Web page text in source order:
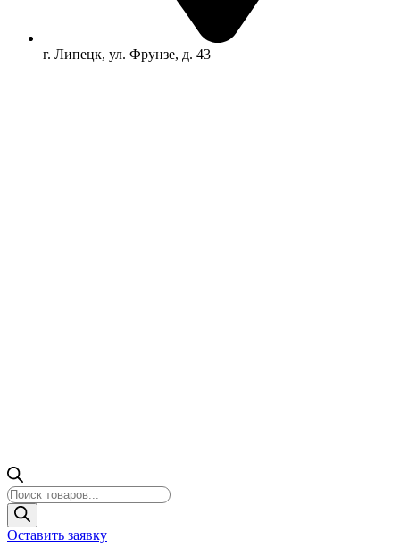
г. Липецк, ул. Фрунзе, д. 43
Поиск
товаров
Оставить заявку